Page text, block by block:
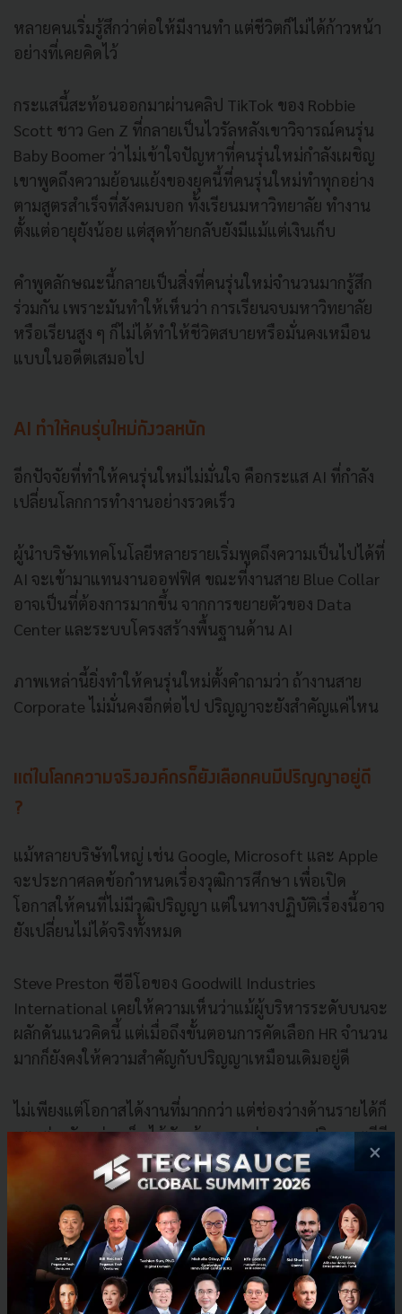
หลายคนเริ่มรู้สึกว่าต่อให้มีงานทำ แต่ชีวิตก็ไม่ได้ก้าวหน้า
อย่างที่เคยคิดไว้
กระแสนี้สะท้อนออกมาผ่านคลิป TikTok ของ Robbie
Scott ชาว Gen Z ที่กลายเป็นไวรัลหลังเขาวิจารณ์คนรุ่น
Baby Boomer ว่าไม่เข้าใจปัญหาที่คนรุ่นใหม่กำลังเผชิญ
เขาพูดถึงความย้อนแย้งของยุคนี้ที่คนรุ่นใหม่ทำทุกอย่าง
ตามสูตรสำเร็จที่สังคมบอก ทั้งเรียนมหาวิทยาลัย ทำงาน
ตั้งแต่อายุยังน้อย แต่สุดท้ายกลับยังมีแม้แต่เงินเก็บ
คำพูดลักษณะนี้กลายเป็นสิ่งที่คนรุ่นใหม่จำนวนมากรู้สึก
ร่วมกัน เพราะมันทำให้เห็นว่า การเรียนจบมหาวิทยาลัย
หรือเรียนสูง ๆ ก็ไม่ได้ทำให้ชีวิตสบายหรือมั่นคงเหมือน
แบบในอดีตเสมอไป
AI ทำให้คนรุ่นใหม่กังวลหนัก
อีกปัจจัยที่ทำให้คนรุ่นใหม่ไม่มั่นใจ คือกระแส AI ที่กำลัง
เปลี่ยนโลกการทำงานอย่างรวดเร็ว
ผู้นำบริษัทเทคโนโลยีหลายรายเริ่มพูดถึงความเป็นไปได้ที่
AI จะเข้ามาแทนงานออฟฟิศ ขณะที่งานสาย Blue Collar
อาจเป็นที่ต้องการมากขึ้น จากการขยายตัวของ Data
Center และระบบโครงสร้างพื้นฐานด้าน AI
ภาพเหล่านี้ยิ่งทำให้คนรุ่นใหม่ตั้งคำถามว่า ถ้างานสาย
Corporate ไม่มั่นคงอีกต่อไป ปริญญาจะยังสำคัญแค่ไหน
แต่ในโลกความจริงองค์กรก็ยังเลือกคนมีปริญญาอยู่ดี
?
แม้หลายบริษัทใหญ่ เช่น Google, Microsoft และ Apple
จะประกาศลดข้อกำหนดเรื่องวุฒิการศึกษา เพื่อเปิด
โอกาสให้คนที่ไม่มีวุฒิปริญญา แต่ในทางปฏิบัติเรื่องนี้อาจ
ยังเปลี่ยนไม่ได้จริงทั้งหมด
Steve Preston ซีอีโอของ Goodwill Industries
International เคยให้ความเห็นว่าแม้ผู้บริหารระดับบนจะ
ผลักดันแนวคิดนี้ แต่เมื่อถึงขั้นตอนการคัดเลือก HR จำนวน
มากก็ยังคงให้ความสำคัญกับปริญญาเหมือนเดิมอยู่ดี
ไม่เพียงแต่โอกาสได้งานที่มากกว่า แต่ช่องว่างด้านรายได้ก็
แตกต่างกันอย่างเห็นได้ชัด ข้อมูลพบว่าคนจบปริญญาตรีมี
รายได้ต่อสัปดาห์สูงกว่าคนจบ ม.ปลาย ถึง 66% และหาก
พิจารณาในกลุ่มงานรายได้สูงระดับท็อป โดยเฉพาะ
ตำแหน่งที่ให้ค่าตอบแทนเกิน 200,000 ดอลลาร์ต่อปี จะ
พบว่าส่วนใหญ่ยังคงกำหนดวุฒิการศึกษาระดับสูงเป็น
เกณฑ์พื้นฐาน แม้ปริญญาอาจไม่ได้การันตีความสำเร็จ
หรือความร่ำรวยเหมือนที่หลายคนเคยเชื่อในอดีต แต่สิ่งนี้
×